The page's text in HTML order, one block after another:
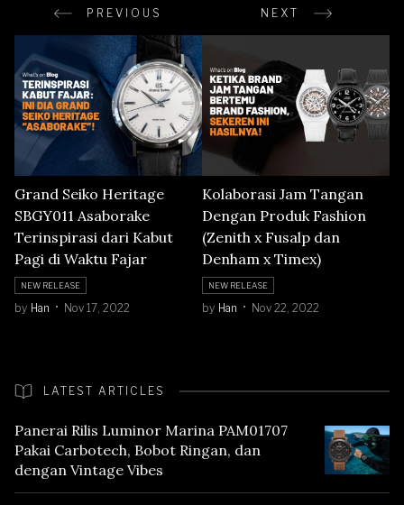
PREVIOUS NEXT
Grand Seiko Heritage
SBGY011 Asaborake
Terinspirasi dari Kabut
Pagi di Waktu Fajar
NEW RELEASE
by Han Nov 17, 2022
Kolaborasi Jam Tangan
Dengan Produk Fashion
(Zenith x Fusalp dan
Denham x Timex)
NEW RELEASE
by Han Nov 22, 2022
LATEST ARTICLES
Panerai Rilis Luminor Marina PAM01707
Pakai Carbotech, Bobot Ringan, dan
dengan Vintage Vibes